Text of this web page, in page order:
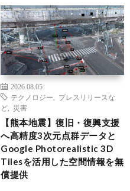
2026.08.05
テクノロジー
プレスリリースな
ど
災害
【熊本地震】復旧・復興支援
へ高精度3次元点群データと
Google Photorealistic 3D
Tilesを活用した空間情報を無
償提供